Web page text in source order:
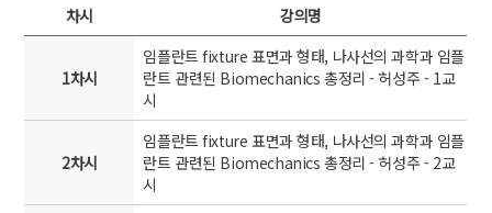
차시 강의명
1차시
임플란트 fixture 표면과 형태, 나사선의 과학과 임플
란트 관련된 Biomechanics 총정리 - 허성주 - 1교
시
2차시
임플란트 fixture 표면과 형태, 나사선의 과학과 임플
란트 관련된 Biomechanics 총정리 - 허성주 - 2교
시